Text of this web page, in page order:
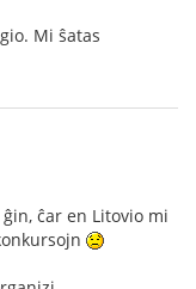
Mi ŝatas
ĉar en Litovio mi